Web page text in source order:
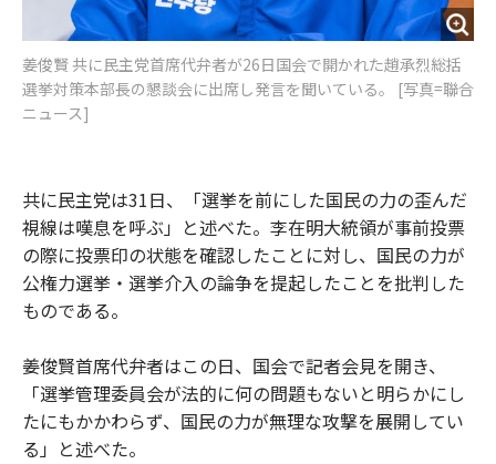
姜俊賢 共に民主党首席代弁者が26日国会で開かれた趙承烈総括
選挙対策本部長の懇談会に出席し発言を聞いている。 [写真=聯合
ニュース]
共に民主党は31日、「選挙を前にした国民の力の歪んだ
視線は嘆息を呼ぶ」と述べた。李在明大統領が事前投票
の際に投票印の状態を確認したことに対し、国民の力が
公権力選挙・選挙介入の論争を提起したことを批判した
ものである。
姜俊賢首席代弁者はこの日、国会で記者会見を開き、
「選挙管理委員会が法的に何の問題もないと明らかにし
たにもかかわらず、国民の力が無理な攻撃を展開してい
る」と述べた。